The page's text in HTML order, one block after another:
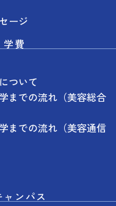
ージ
費
ついて
までの流れ（美容総合
までの流れ（美容通信
ンパス